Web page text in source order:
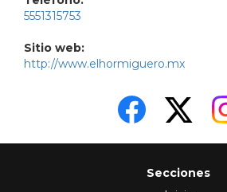
5551315753
Sitio web:
http://www.elhormiguero.mx
Secciones